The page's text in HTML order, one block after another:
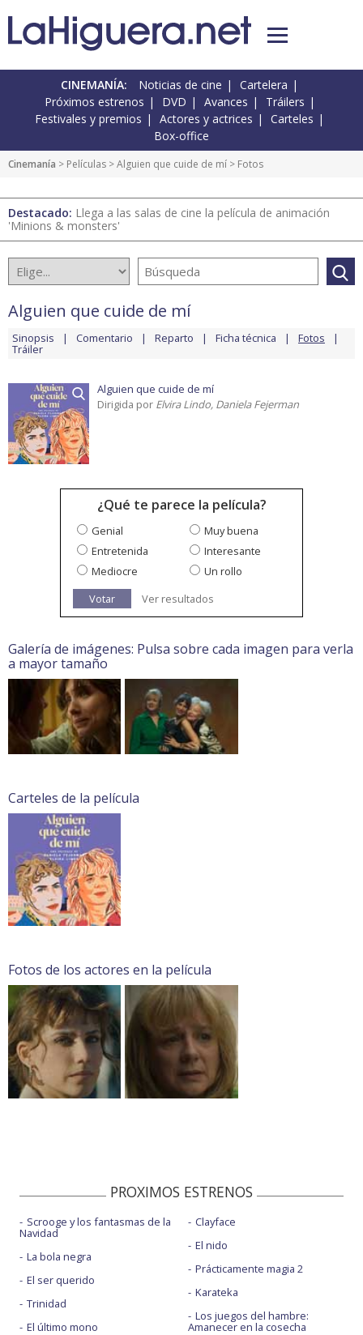
CINEMANÍA: Noticias de cine
Cartelera
Próximos estrenos
DVD Avances
Tráilers
Festivales y premios
Actores y actrices
Carteles
Box-office
Cinemanía > Películas >Alguien que cuide de mí > Fotos
Destacado: Llega a las salas de cine la película de animación
'Minions & monsters'
Alguien que cuide de mí
Sinopsis Comentario Reparto Ficha técnica Fotos
Tráiler
Alguien que cuide de mí
Dirigida por Elvira Lindo, Daniela Fejerman
¿Qué te parece la película?
Genial
Muy buena
Entretenida
Interesante
Mediocre
Un rollo
Votar
Ver resultados
Galería de imágenes: Pulsa sobre cada imagen para verla
a mayor tamaño
Carteles de la película
Fotos de los actores en la película
PROXIMOS ESTRENOS
Scrooge y los fantasmas de la
Navidad
La bola negra
El ser querido
Trinidad
El último mono
Clayface
El nido
Prácticamente magia 2
Karateka
Los juegos del hambre:
Amanecer en la cosecha